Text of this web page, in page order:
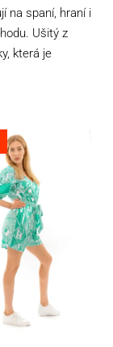
na spaní, hraní i
Ušitý z
která je